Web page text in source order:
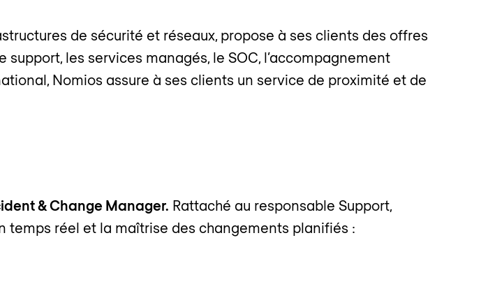
de sécurité et réseaux, propose à ses clients des offres
les services managés, le SOC, l’accompagnement
Nomios assure à ses clients un service de proximité et de
& Change Manager. Rattaché au responsable Support,
réel et la maîtrise des changements planifiés :